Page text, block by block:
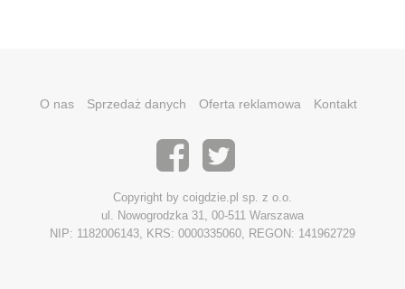
O nas Sprzedaż danych Oferta reklamowa Kontakt
Copyright by coigdzie.pl sp. z o.o.
ul. Nowogrodzka 31, 00-511 Warszawa
NIP: 1182006143, KRS: 0000335060, REGON: 141962729